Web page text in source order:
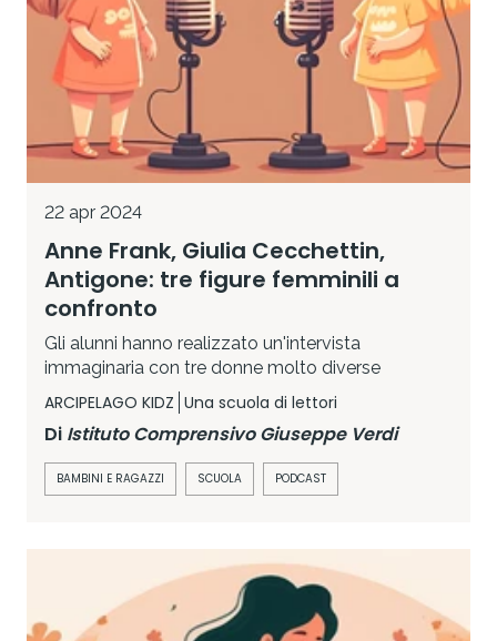
22 apr 2024
Anne Frank, Giulia Cecchettin,
Antigone: tre figure femminili a
confronto
Gli alunni hanno realizzato un'intervista
immaginaria con tre donne molto diverse
ARCIPELAGO KIDZ Una scuola di lettori
Di Istituto Comprensivo Giuseppe Verdi
BAMBINI E RAGAZZI SCUOLA PODCAST